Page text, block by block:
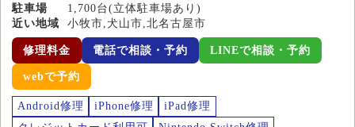
駐車場
1,700台(立体駐車場あり)
近い地域
小牧市,犬山市,北名古屋市
修理料金 電話で相談・予約 LINEで相談・予約
webで予約
Android修理 iPhone修理
iPad修理